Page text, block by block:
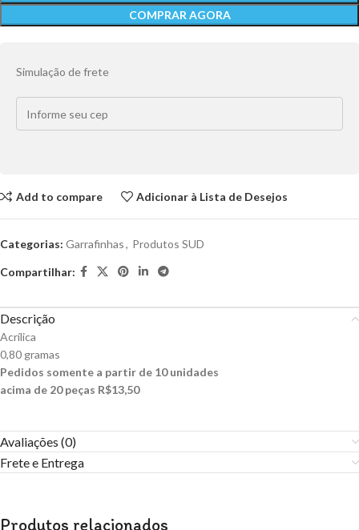
COMPRAR AGORA
Simulação de frete
Add to compare Adicionar à Lista de Desejos
Categorias: Garrafinhas, Produtos SUD
Compartilhar:
Descrição
Acrílica
0,80 gramas
Pedidos somente a partir de 10 unidades
acima de 20 peças R$13,50
Avaliações (0)
Frete e Entrega
Produtos relacionados